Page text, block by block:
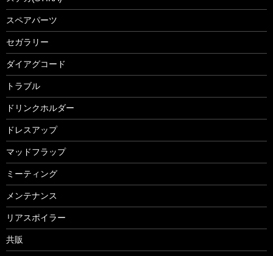
スペアパーツ
セガラリー
ダイアグコード
トラブル
ドリンクホルダー
ドレスアップ
マッドフラップ
ミーティング
メンテナンス
リアスポイラー
共販